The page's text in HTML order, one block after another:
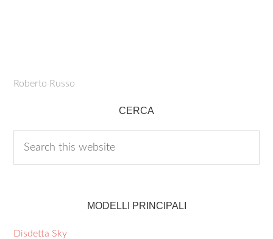
Roberto Russo
CERCA
MODELLI PRINCIPALI
Disdetta Sky